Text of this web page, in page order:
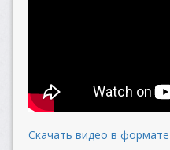
Скачать видео в